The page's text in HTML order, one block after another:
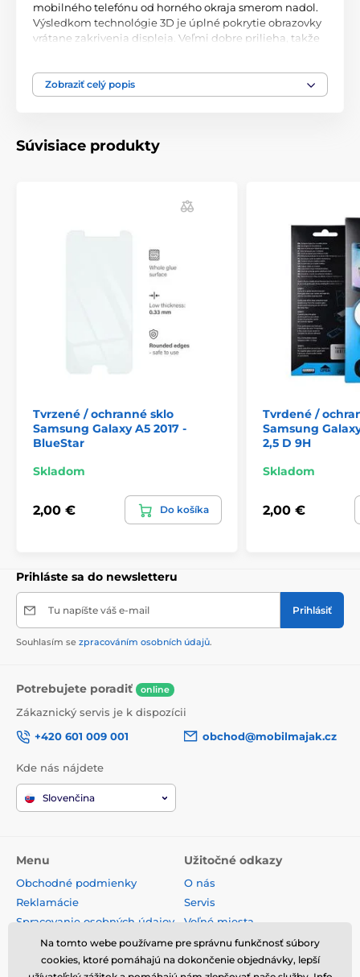
mobilného telefónu od horného okraja smerom nadol.
Výsledkom technológie 3D je úplné pokrytie obrazovky
vrátane zakrivenia displeja. Veľmi dobre prilieha, takže
takmer neviditeľný. Citlivosť displeja na dotyk je
zachovaná na 100 %. Sklo chráni obrazovku pred
odtlačkom prstov a nečistotám. Súčasťou balenia je
Zobraziť celý popis
Súvisiace produkty
Tvrzené / ochranné sklo
Samsung Galaxy A5 2017 -
BlueStar
Skladom
2,00 € Do košíka
Tvrdené /
Samsung
2,5 D 9H
Skladom
2,00 €
Prihláste sa do newsletteru
Tu napíšte váš e-mail Prihlásiť
Souhlasím se zpracováním osobních údajů.
Potrebujete poradiť online
Zákaznický servis je k dispozícii
+420 601 009 001
obchod@mobilmajak.cz
Kde nás nájdete
Slovenčina
Menu
Obchodné podmienky
Reklamácie
Spracovanie osobných údajov
Doprava a platba
Odstúpenie od zmluvy
Užitočné odkazy
O nás
Servis
Voľné miesta
Kontakt
Na tomto webe používame pre správnu funkčnosť súbory
cookies, ktoré pomáhajú na dokončenie objednávky, lepší